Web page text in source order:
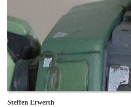
Steffen Erwerth